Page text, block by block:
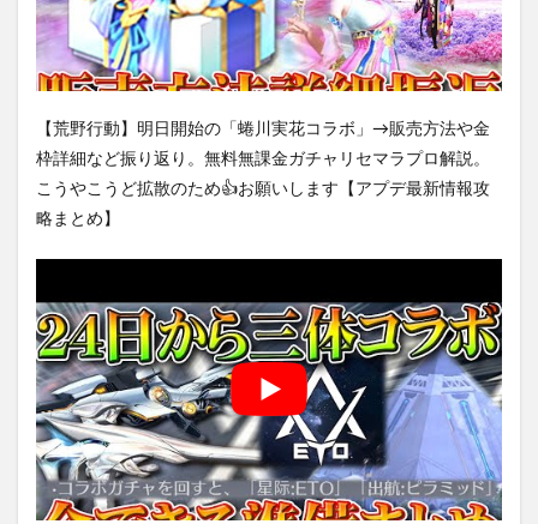
【荒野行動】明日開始の「蜷川実花コラボ」→販売方法や金
枠詳細など振り返り。無料無課金ガチャリセマラプロ解説。
こうやこうど拡散のため👍お願いします【アプデ最新情報攻
略まとめ】